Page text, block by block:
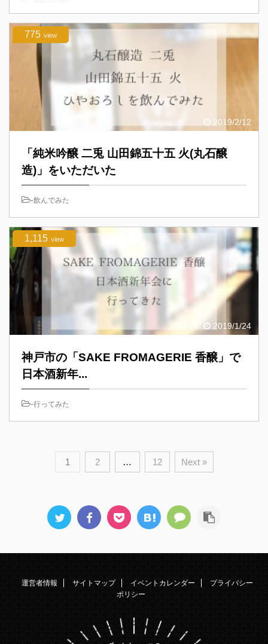
2019/2/12
775 view
「純米吟醸 二兎 山田錦五十五 火(丸石醸
造)」をいただいた
-飲んでみた
2019/1/24
1,115 view
神戸市の「SAKE FROMAGERIE 香醸」で
日本酒新年...
-行ってみた
1 2 … 12 Next »
運営者情報 サイトマップ イベントカレンダー
プライバシー
ポリシー